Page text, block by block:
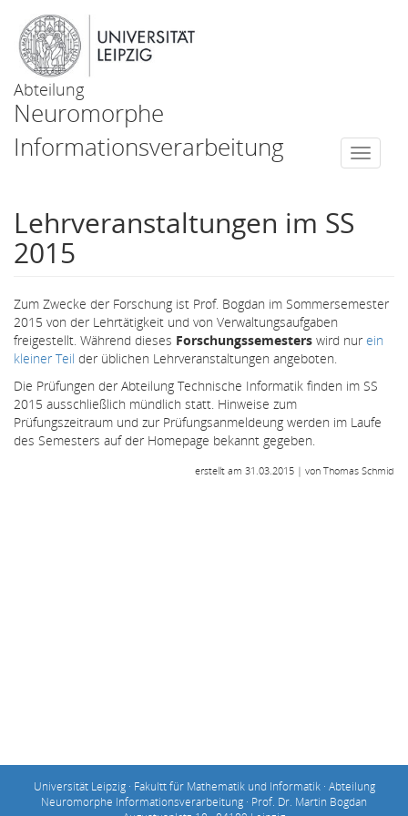
Abteilung
Neuromorphe
Informationsverarbeitung
Lehrveranstaltungen im SS
2015
Zum Zwecke der Forschung ist Prof. Bogdan im Sommersemester
2015 von der Lehrtätigkeit und von Verwaltungsaufgaben
freigestellt. Während dieses Forschungssemesters wird nurein
kleiner Teil der üblichen Lehrveranstaltungen angeboten.
Die Prüfungen der Abteilung Technische Informatik finden im SS
2015 ausschließlich mündlich statt. Hinweise zum
Prüfungszeitraum und zur Prüfungsanmeldeung werden im Laufe
des Semesters auf der Homepage bekannt gegeben.
erstellt am 31.03.2015 | von Thomas Schmid
Universität Leipzig · Fakultt für Mathematik und Informatik · Abteilung
Neuromorphe Informationsverarbeitung · Prof. Dr. Martin Bogdan